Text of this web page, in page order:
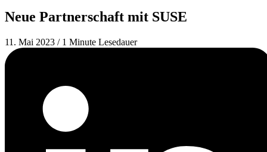
Neue Partnerschaft mit SUSE
11. Mai 2023 / 1 Minute Lesedauer